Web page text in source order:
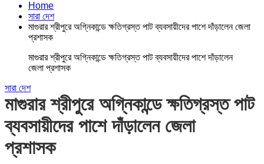
Home
সারা দেশ
মাগুরার শ্রীপুরে অগ্নিকান্ডে ক্ষতিগ্রস্ত পাট ব্যবসায়ীদের পাশে দাঁড়ালেন জেলা
প্রশাসক
মাগুরার শ্রীপুরে অগ্নিকান্ডে ক্ষতিগ্রস্ত পাট ব্যবসায়ীদের পাশে দাঁড়ালেন
জেলা প্রশাসক
সারা দেশ
মাগুরার শ্রীপুরে অগ্নিকান্ডে ক্ষতিগ্রস্ত পাট
ব্যবসায়ীদের পাশে দাঁড়ালেন জেলা
প্রশাসক